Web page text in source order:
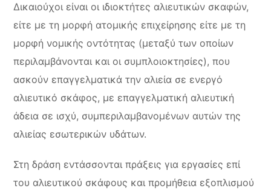
Δικαιούχοι είναι οι ιδιοκτήτες αλιευτικών σκαφών,
είτε με τη μορφή ατομικής επιχείρησης είτε με τη
μορφή νομικής οντότητας (μεταξύ των οποίων
περιλαμβάνονται και οι συμπλοιοκτησίες), που
ασκούν επαγγελματικά την αλιεία σε ενεργό
αλιευτικό σκάφος, με επαγγελματική αλιευτική
άδεια σε ισχύ, συμπεριλαμβανομένων αυτών της
αλιείας εσωτερικών υδάτων.
Στη δράση εντάσσονται πράξεις για εργασίες επί
του αλιευτικού σκάφους και προμήθεια εξοπλισμού